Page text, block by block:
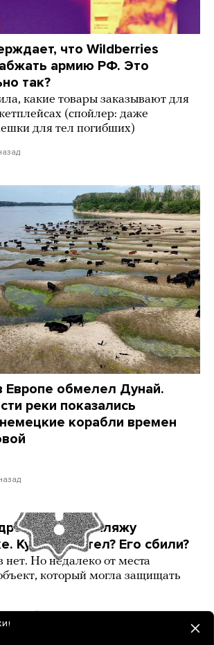
что Wildberries
армию РФ. Это
так?
какие товары заказывают для
(спойлер: даже
для тел погибших)
Европе обмелел Дунай.
реки показались
корабли времен
попал по пляжу
Куда он летел? Его сбили?
нет. Но недалеко от места
который могла защищать
6 дней назад